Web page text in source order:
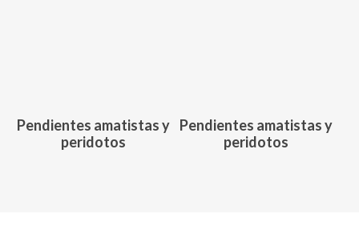
Pendientes amatistas y
peridotos
Pendientes amatistas y
peridotos